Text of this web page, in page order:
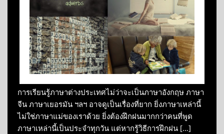
การเรียนรู้ภาษาต่างประเทศไม่ว่าจะเป็นภาษาอังกฤษ ภาษา
จีน ภาษาเยอรมัน ฯลฯ อาจดูเป็นเรื่องที่ยาก ยิ่งภาษาเหล่านี้
ไม่ใช่ภาษาแม่ของเราด้วย ยิ่งต้องฝึกฝนมากกว่าคนที่พูด
ภาษาเหล่านี้เป็นประจำทุกวัน แต่หากรู้วิธีการฝึกฝน […]